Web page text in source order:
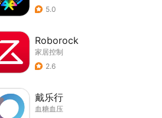
5.0
Roborock
家居控制
2.6
戴乐行
血糖血压